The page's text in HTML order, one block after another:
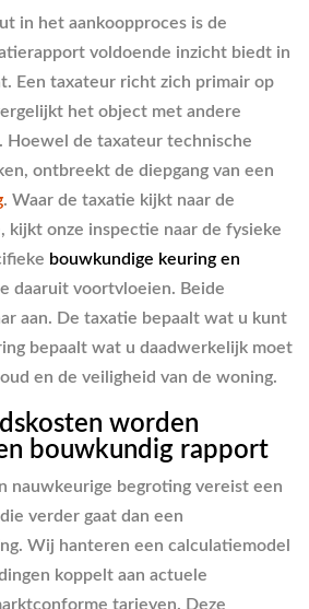
in het aankoopproces is de
voldoende inzicht biedt in
Een taxateur richt zich primair op
het object met andere
Hoewel de taxateur technische
ontbreekt de diepgang van een
. Waar de taxatie kijkt naar de
kijkt onze inspectie naar de fysieke
bouwkundige keuring en
daaruit voortvloeien. Beide
aan. De taxatie bepaalt wat u kunt
bepaalt wat u daadwerkelijk moet
en de veiligheid van de woning.
worden
bouwkundig rapport
nauwkeurige begroting vereist een
verder gaat dan een
Wij hanteren een calculatiemodel
koppelt aan actuele
tarieven. Deze